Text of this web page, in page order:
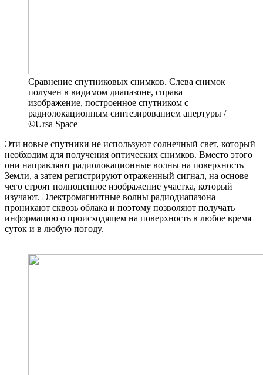
Сравнение спутниковых снимков. Слева снимок
получен в видимом диапазоне, справа
изображение, построенное спутником с
радиолокационным синтезированием апертуры /
©Ursa Space
Эти новые спутники не используют солнечный свет, который
необходим для получения оптических снимков. Вместо этого
они направляют радиолокационные волны на поверхность
Земли, а затем регистрируют отраженный сигнал, на основе
чего строят полноценное изображение участка, который
изучают. Электромагнитные волны радиодиапазона
проникают сквозь облака и поэтому позволяют получать
информацию о происходящем на поверхность в любое время
суток и в любую погоду.